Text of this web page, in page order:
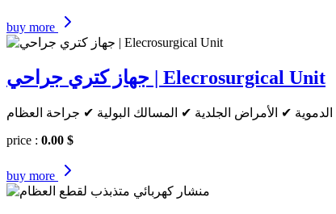
buy more
جهاز كتري جراحي | Elecrosurgical Unit
✔ الأمراض الجلدية ✔ المسالك البولية ✔ جراحة العظام
price : 0.00 $
buy more